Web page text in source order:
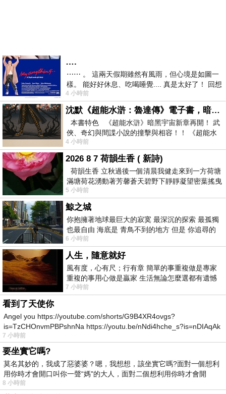
….
⋯⋯ 。 這兩天假期雖然有風雨，但心境是如圖一
樣。 能好好休息、吃喝睡覺.... 真是太好了！ 回想
起來，以前根本就很難有這
4 小時前
沈默《超能水滸：魯達傳》電子書，暗黑宇宙新章，一一五年八月璀璨上架！
本書特色 《超能水滸》暗黑宇宙新章再開！ 武
俠、奇幻與間諜小說的撞擊與相容！！ 《超能水
滸》系列第四部
4 小時前
2026 8 7 荷韻生香 ( 新詩)
荷韻生香 立秋過後一個清晨我健走來到一方荷塘
滿塘荷花湧動著芳馨蒼天碧野下靜靜凝望密葉搖曳
幽泉中復有蛙鳴嘓嘓水波裡搖曳
5 小時前
鯨之城
你抱擁著地球最巨大的寂寞 最深沉的探索 最孤獨
也最自由 海底是 青鳥不到的地方 但是 你追尋的
幸福 可以比珍珠更
6 小時前
人生，隨意就好
風有度，心有尺；行有章 簡單的事重複做是專家
重複的事用心做是贏家 生活無論怎麼選都有遺憾
所以開心就好 生活不會辜負認真
7 小時前
看到了天使你
Angel you https://youtube.com/shorts/G9B4XR4ovgs?
is=TzCHOnvmPBPshnNa https://youtu.be/nNdi4hche_s?is=nDIAqAk
7 小時前
要坐實它嗎?
莫名其妙的，我成了惡婆婆？嗯，我想想，該坐實它嗎?面對一個想利
用你時才會開口叫你一聲“媽"的大人，面對二個想利用你時才會開
8 小時前